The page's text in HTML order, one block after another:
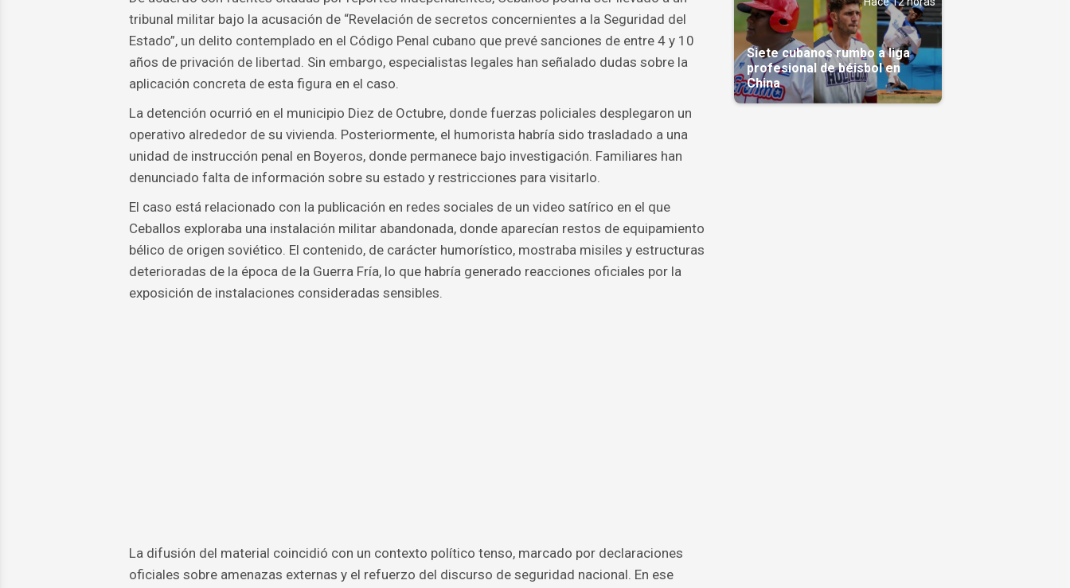
tribunal militar bajo la acusación de “Revelación de secretos concernientes a la Seguridad del
Estado”, un delito contemplado en el Código Penal cubano que prevé sanciones de entre 4 y 10
años de privación de libertad. Sin embargo, especialistas legales han señalado dudas sobre la
aplicación concreta de esta figura en el caso.
La detención ocurrió en el municipio Diez de Octubre, donde fuerzas policiales desplegaron un
operativo alrededor de su vivienda. Posteriormente, el humorista habría sido trasladado a una
unidad de instrucción penal en Boyeros, donde permanece bajo investigación. Familiares han
denunciado falta de información sobre su estado y restricciones para visitarlo.
El caso está relacionado con la publicación en redes sociales de un video satírico en el que
Ceballos exploraba una instalación militar abandonada, donde aparecían restos de equipamiento
bélico de origen soviético. El contenido, de carácter humorístico, mostraba misiles y estructuras
deterioradas de la época de la Guerra Fría, lo que habría generado reacciones oficiales por la
exposición de instalaciones consideradas sensibles.
La difusión del material coincidió con un contexto político tenso, marcado por declaraciones
oficiales sobre amenazas externas y el refuerzo del discurso de seguridad nacional. En ese
Siete cubanos rumbo a liga
profesional de béisbol en
China